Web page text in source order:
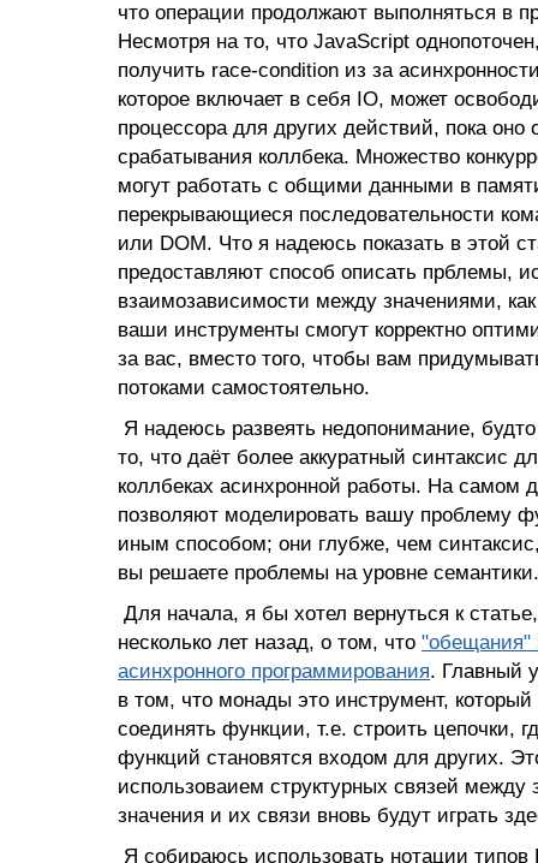
что операции продолжают выполняться в
Несмотря на то, что JavaScript
получить race-condition из за
которое включает в себя IO, может
процессора для других действий, пока оно
срабатывания коллбека. Множество
могут работать с общими данными в
перекрывающиеся последовательности
или DOM. Что я надеюсь показать в этой
предоставляют способ описать прблемы,
взаимозависимости между значениями, как
ваши инструменты смогут корректно
за вас, вместо того, чтобы вам
потоками самостоятельно.
Я надеюсь развеять недопонимание,
то, что даёт более аккуратный синтаксис
коллбеках асинхронной работы. На самом
позволяют моделировать вашу проблему
иным способом; они глубже, чем
вы решаете проблемы на уровне семантики.
Для начала, я бы хотел вернуться к
несколько лет назад, о том, что "обещания"
асинхронного программирования. Главный
в том, что монады это инструмент, который
соединять функции, т.е. строить цепочки,
функций становятся входом для других.
использоваием структурных связей между
значения и их связи вновь будут играть
Я собираюсь использовать нотации типов